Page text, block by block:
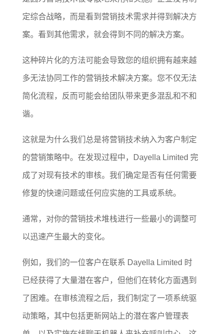
定综合战略，而是看到营销技术需求并得到解决方
案。看到其他需求，就会得到不同的解决方案。
这种碎片化的方法可能会导致您的组织拥有越来越
多无法协同工作的营销技术解决方案。您不仅无法
简化流程，反而可能会给团队带来更多混乱和不和
谐。
这就是为什么我们总是将营销技术纳入为客户制定
的营销策略中。在发现过程中，Dayella Limited 完
成了对现有技术的审核。我们确定是否有任何需要
修复的快速问题或任何应实施的工具或系统。
通常，对你的营销技术堆栈进行一些最小的调整可
以迅速产生最大的变化。
例如，我们的一位客户在联系 Dayella Limited 时
已经获得了大量潜在客户，但他们在转化方面遇到
了困难。在审核流程之后，我们制定了一项系统驱
动策略，其中包括更新网站上的潜在客户管理表